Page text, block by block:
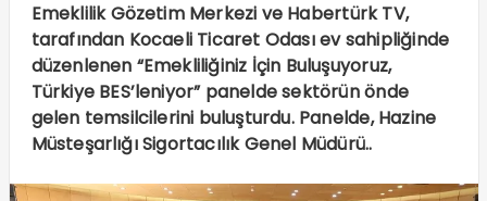
Emeklilik Gözetim Merkezi ve Habertürk TV,
tarafından Kocaeli Ticaret Odası ev sahipliğinde
düzenlenen “Emekliliğiniz İçin Buluşuyoruz,
Türkiye BES’leniyor” panelde sektörün önde
gelen temsilcilerini buluşturdu. Panelde, Hazine
Müsteşarlığı Sigortacılık Genel Müdürü..